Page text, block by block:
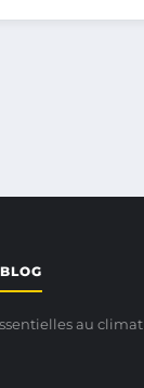
au climat